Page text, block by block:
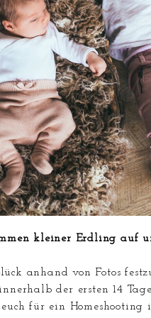
kleiner Erdling auf
anhand von Fotos
der ersten 14
für ein Homeshooting